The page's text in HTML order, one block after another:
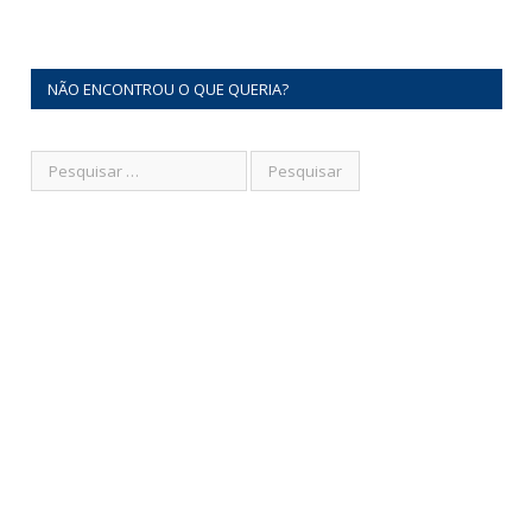
NÃO ENCONTROU O QUE QUERIA?